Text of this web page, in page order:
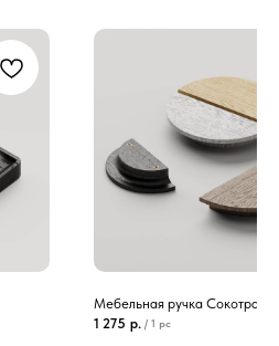
Мебельная ручка Сокотра
1 275 р. / 1 pc